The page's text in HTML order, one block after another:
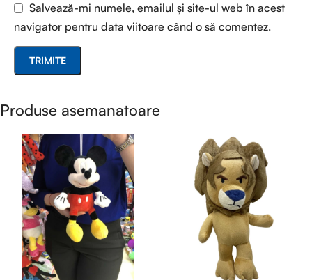
Salvează-mi numele, emailul și site-ul web în acest
navigator pentru data viitoare când o să comentez.
Produse asemanatoare